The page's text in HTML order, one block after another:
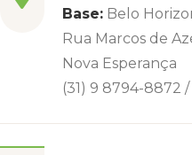
Base: Belo
Rua Marcos de
Nova Esperança
(31) 9 8794-8872